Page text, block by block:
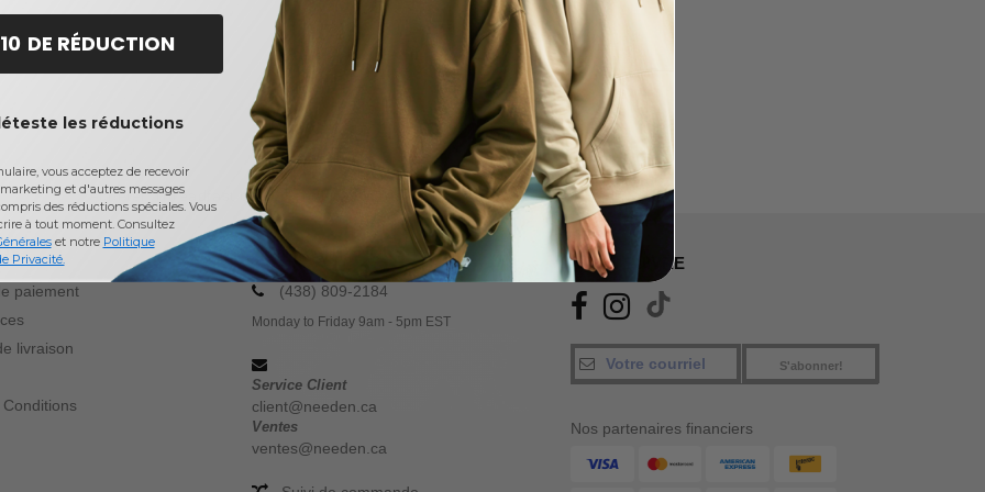
AcheterThreadfast chez Needen Canada
paiement
livraison
CONTACTEZ NOUS
(438) 809-2184
Monday to Friday 9am - 5pm EST
Service Client
client@needen.ca
Ventes
ventes@needen.ca
NOUS SUIVRE
S'abonner!
Nos partenaires financiers
DE RÉDUCTION
les réductions
vous acceptez de recevoir
et d'autres messages
des réductions spéciales. Vous
à tout moment. Consultez
et notre Politique
Privacité.